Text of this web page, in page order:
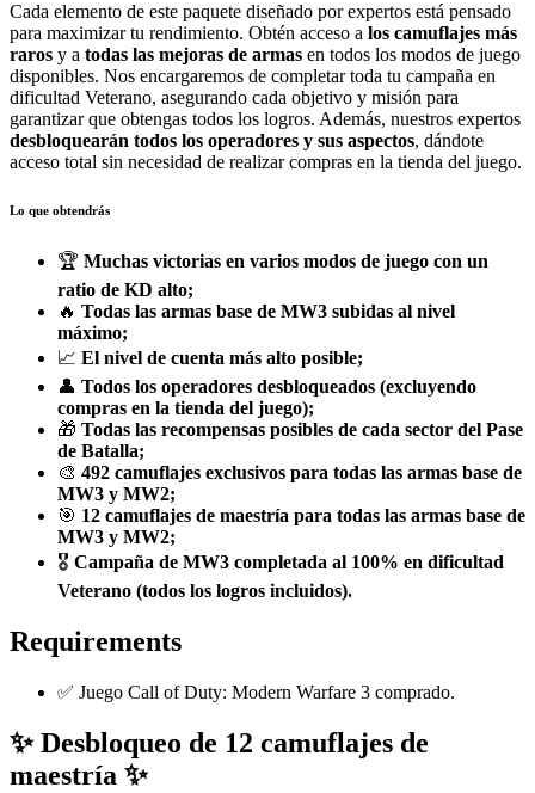
Cada elemento de este paquete diseñado por expertos está pensado
para maximizar tu rendimiento. Obtén acceso a los camuflajes más
raros y a todas las mejoras de armas en todos los modos de juego
disponibles. Nos encargaremos de completar toda tu campaña en
dificultad Veterano, asegurando cada objetivo y misión para
garantizar que obtengas todos los logros. Además, nuestros expertos
desbloquearán todos los operadores y sus aspectos, dándote
acceso total sin necesidad de realizar compras en la tienda del juego.
Lo que obtendrás
🏆 Muchas victorias en varios modos de juego con un
ratio de KD alto;
🔥 Todas las armas base de MW3 subidas al nivel
máximo;
📈 El nivel de cuenta más alto posible;
👤 Todos los operadores desbloqueados (excluyendo
compras en la tienda del juego);
🎁 Todas las recompensas posibles de cada sector del Pase
de Batalla;
🎨 492 camuflajes exclusivos para todas las armas base de
MW3 y MW2;
🎯 12 camuflajes de maestría para todas las armas base de
MW3 y MW2;
🎖️ Campaña de MW3 completada al 100% en dificultad
Veterano (todos los logros incluidos).
Requirements
✅ Juego Call of Duty: Modern Warfare 3 comprado.
✨ Desbloqueo de 12 camuflajes de
maestría ✨